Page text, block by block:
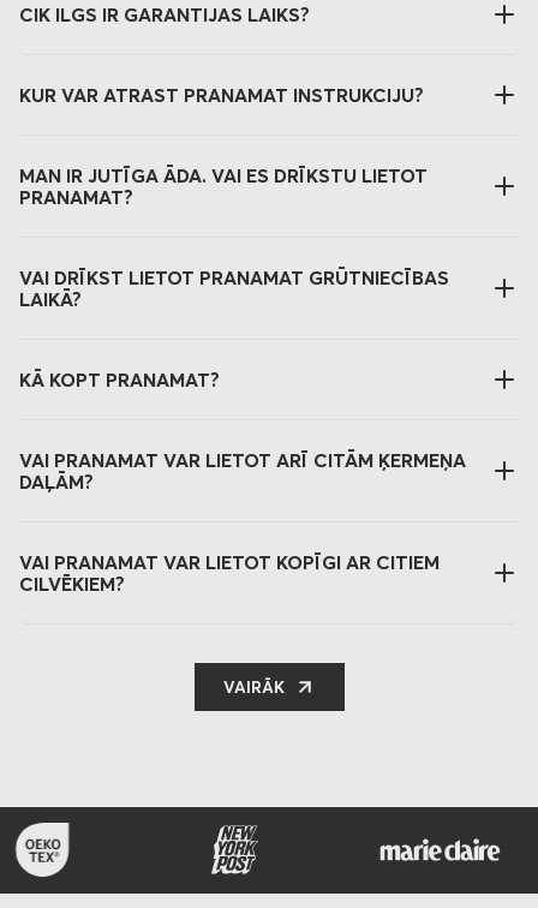
CIK ILGS IR GARANTIJAS LAIKS?
KUR VAR ATRAST PRANAMAT INSTRUKCIJU?
MAN IR JUTĪGA ĀDA. VAI ES DRĪKSTU LIETOT
PRANAMAT?
VAI DRĪKST LIETOT PRANAMAT GRŪTNIECĪBAS
LAIKĀ?
KĀ KOPT PRANAMAT?
VAI PRANAMAT VAR LIETOT ARĪ CITĀM ĶERMEŅA
DAĻĀM?
VAI PRANAMAT VAR LIETOT KOPĪGI AR CITIEM
CILVĒKIEM?
VAIRĀK